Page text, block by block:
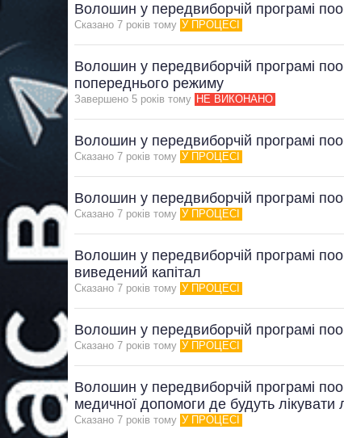
Волошин у передвиборчій програмі
Сказано 7 рокiв тому У ПРОЦЕСІ
Волошин у передвиборчій програмі
попереднього режиму
Завершено 5 рокiв тому НЕ ВИКОНАНО
Волошин у передвиборчій програмі
Сказано 7 рокiв тому У ПРОЦЕСІ
Волошин у передвиборчій програмі
Сказано 7 рокiв тому У ПРОЦЕСІ
Волошин у передвиборчій програмі
виведений капітал
Сказано 7 рокiв тому У ПРОЦЕСІ
Волошин у передвиборчій програмі
Сказано 7 рокiв тому У ПРОЦЕСІ
Волошин у передвиборчій програмі
медичної допомоги де будуть лікувати
Сказано 7 рокiв тому У ПРОЦЕСІ